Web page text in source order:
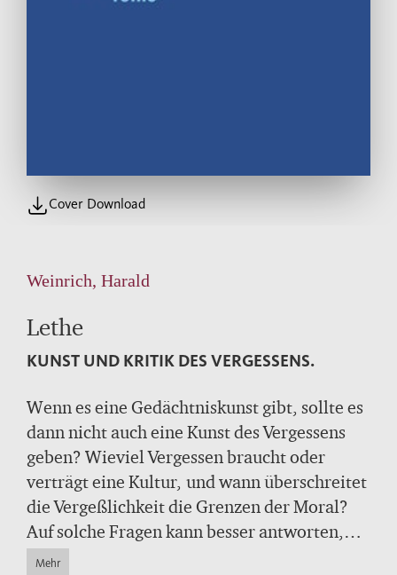
Cover Download
Weinrich, Harald
Lethe
KUNST UND KRITIK DES VERGESSENS.
Wenn es eine Gedächtniskunst gibt, sollte es
dann nicht auch eine Kunst des Vergessens
geben? Wieviel Vergessen braucht oder
verträgt eine Kultur, und wann überschreitet
die Vergeßlichkeit die Grenzen der Moral?
Auf solche Fragen kann besser antworten,
wer sich mit der Kulturgeschichte des
Mehr